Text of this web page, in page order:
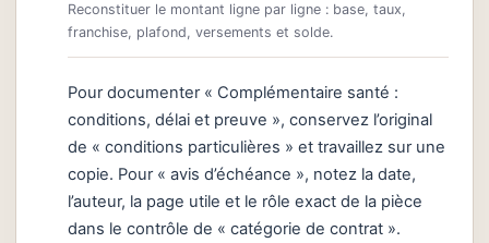
Reconstituer le montant ligne par ligne : base, taux,
franchise, plafond, versements et solde.
Pour documenter « Complémentaire santé :
conditions, délai et preuve », conservez l’original
de « conditions particulières » et travaillez sur une
copie. Pour « avis d’échéance », notez la date,
l’auteur, la page utile et le rôle exact de la pièce
dans le contrôle de « catégorie de contrat ».